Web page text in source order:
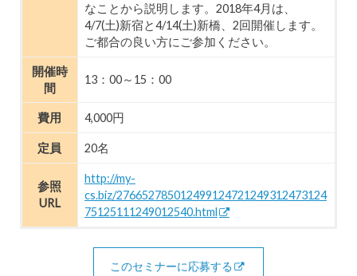
なことから説明します。2018年4月は、
4/7(土)新宿と4/14(土)新橋、2回開催します。
ご都合の良い方にご参加ください。
開催時
間
13：00～15：00
費用 4,000円
定員 20名
参照
URL
http://my-
cs.biz/276652785012499124721249312473124
75125111249012540.html
このセミナーに応募する